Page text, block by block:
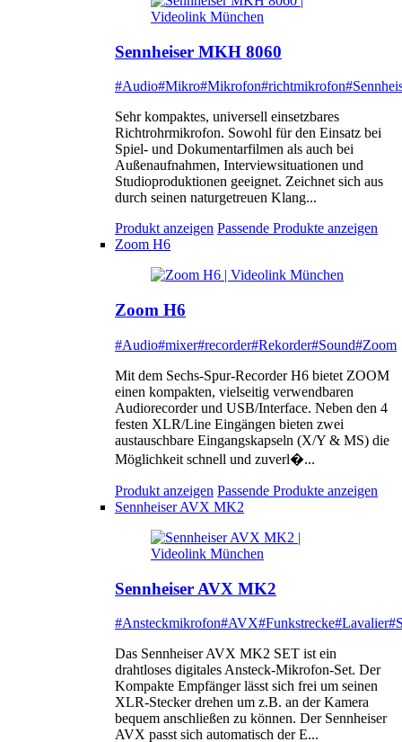
Sennheiser MKH 8060
#Audio#Mikro#Mikrofon#richtmikrofon
Sehr kompaktes, universell einsetzbares
Richtrohrmikrofon. Sowohl für den Einsatz bei
Spiel- und Dokumentarfilmen als auch bei
Außenaufnahmen, Interviewsituationen und
Studioproduktionen geeignet. Zeichnet sich aus
durch seinen naturgetreuen Klang...
Produkt anzeigen Passende Produkte anzeigen
Zoom H6
Zoom H6
#Audio#mixer#recorder#Rekorder#Sound#Zoom
Mit dem Sechs-Spur-Recorder H6 bietet ZOOM
einen kompakten, vielseitig verwendbaren
Audiorecorder und USB/Interface. Neben den 4
festen XLR/Line Eingängen bieten zwei
austauschbare Eingangskapseln (X/Y & MS) die
Möglichkeit schnell und zuverl�...
Produkt anzeigen Passende Produkte anzeigen
Sennheiser AVX MK2
Sennheiser AVX MK2
#Ansteckmikrofon#AVX#Funkstrecke#Lavalier
Das Sennheiser AVX MK2 SET ist ein
drahtloses digitales Ansteck-Mikrofon-Set. Der
Kompakte Empfänger lässt sich frei um seinen
XLR-Stecker drehen um z.B. an der Kamera
bequem anschließen zu können. Der Sennheiser
AVX passt sich automatisch der E...